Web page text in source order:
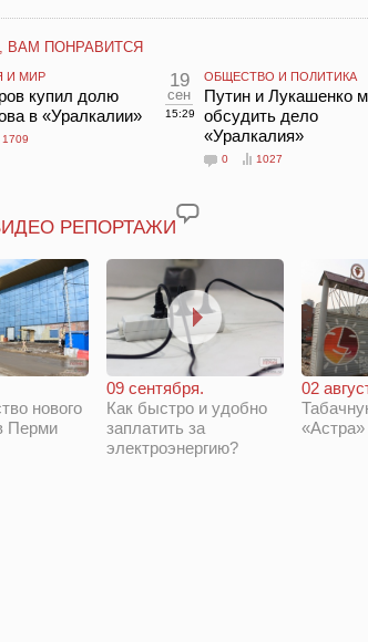
ПОНРАВИТСЯ
И МИР
купил долю
в «Уралкалии»
1709
19
сен
15:29
ОБЩЕСТВО И ПОЛИТИКА
Путин и Лукашенко
обсудить дело
«Уралкалия»
0 1027
РЕПОРТАЖИ
нового
Перми
09 сентября.
Как быстро и удобно
заплатить за
электроэнергию?
02